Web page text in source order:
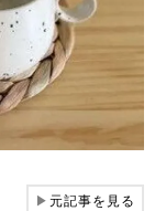
▶元記事を見る